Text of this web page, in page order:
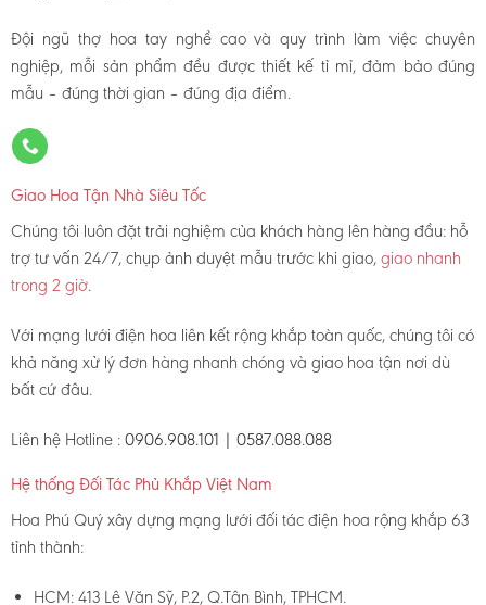
Đội ngũ thợ hoa tay nghề cao và quy trình làm việc chuyên
nghiệp, mỗi sản phẩm đều được thiết kế tỉ mỉ, đảm bảo đúng
mẫu – đúng thời gian – đúng địa điểm.
Giao Hoa Tận Nhà Siêu Tốc
Chúng tôi luôn đặt trải nghiệm của khách hàng lên hàng đầu: hỗ
trợ tư vấn 24/7, chụp ảnh duyệt mẫu trước khi giao,giao nhanh
trong 2 giờ.
Với mạng lưới điện hoa liên kết rộng khắp toàn quốc, chúng tôi có
khả năng xử lý đơn hàng nhanh chóng và giao hoa tận nơi dù
bất cứ đâu.
Liên hệ Hotline : 0906.908.101 | 0587.088.088
Hệ thống Đối Tác Phủ Khắp Việt Nam
Hoa Phú Quý xây dựng mạng lưới đối tác điện hoa rộng khắp 63
tỉnh thành:
HCM: 413 Lê Văn Sỹ, P.2, Q.Tân Bình, TPHCM.